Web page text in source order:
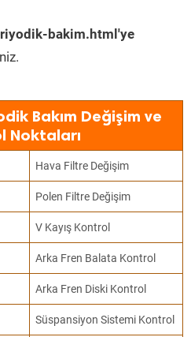
bakim.html'ye
Bakım Değişim ve
Noktaları
Hava Filtre Değişim
Polen Filtre Değişim
V Kayış Kontrol
Arka Fren Balata Kontrol
Arka Fren Diski Kontrol
Süspansiyon Sistemi Kontrol